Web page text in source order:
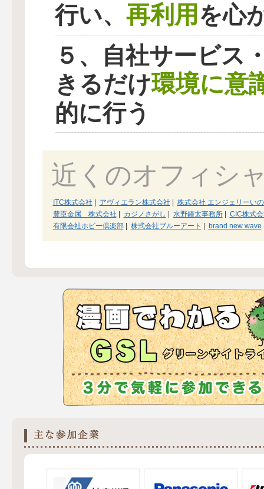
行い、 再利用を心
５、自社サービス
きるだけ環境に意
的に行う
近くのオフィシ
ITC株式会社 アヴィエラン株式会社
株式会社 エンジェリーい
豊臣金属 株式会社
カジノさがし 水野鐘太事務所|
CIC株式
有限会社ホビー倶楽部| 株式会社ブルーアート brand new wave